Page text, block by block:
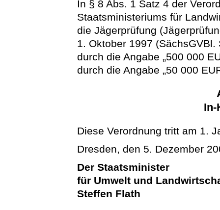
In § 8 Abs. 1 Satz 4 der
Staatsministeriums für
die Jägerprüfung
1. Oktober 1997 (SächsGVBl.
durch die Angabe „500 000
durch die Angabe „50 000
In-
Diese Verordnung tritt am 1.
Dresden, den 5. Dezember
Der Staatsminister
für Umwelt und
Steffen Flath